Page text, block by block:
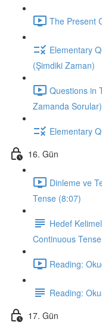
The Present
Elementary
(Şimdiki Zaman)
Questions in
Zamanda
Elementary
16. Gün
Dinleme ve
Tense (8:07)
Hedef
Continuous Tense
Reading:
Reading:
17. Gün